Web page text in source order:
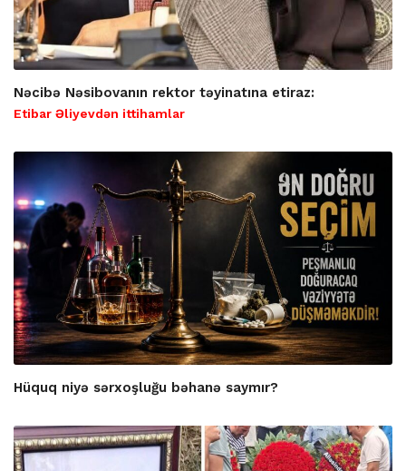
Nəcibə Nəsibovanın rektor təyinatına etiraz:
Etibar Əliyevdən ittihamlar
Hüquq niyə sərxoşluğu bəhanə saymır?